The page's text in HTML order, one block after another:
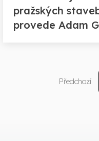
pražských
provede Adam
Předchozí